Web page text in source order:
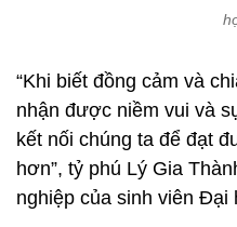
“Khi biết đồng cảm và
nhận được niềm vui và
kết nối chúng ta để đạt
hơn”, tỷ phú Lý Gia
nghiệp của sinh viên Đại